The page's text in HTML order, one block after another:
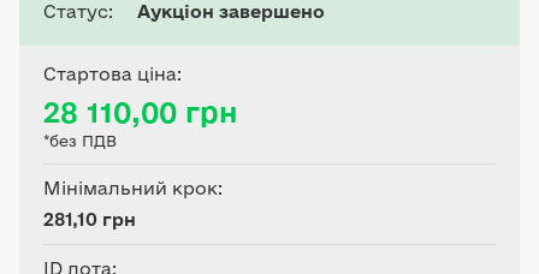
Статус: Аукціон завершено
Стартова ціна:
28 110,00 грн
*без ПДВ
Мінімальний крок:
281,10 грн
ID лота: